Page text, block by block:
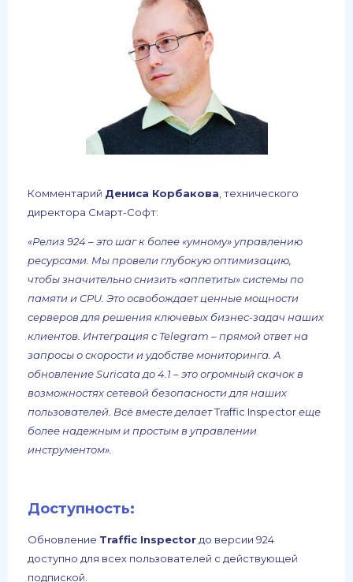
Комментарий Дениса Корбакова , технического
директора Смарт-Софт:
«Релиз 924 – это шаг к более «умному» управлению
ресурсами. Мы провели глубокую оптимизацию,
чтобы значительно снизить «аппетиты» системы по
памяти и CPU. Это освобождает ценные мощности
серверов для решения ключевых бизнес-задач наших
клиентов. Интеграция с Telegram – прямой ответ на
запросы о скорости и удобстве мониторинга. А
обновление Suricata до 4.1 – это огромный скачок в
возможностях сетевой безопасности для наших
пользователей. Всё вместе делаетTraffic Inspectorеще
более надежным и простым в управлении
инструментом».
Доступность:
Обновление Traffic Inspector до версии 924
доступно для всех пользователей с действующей
подпиской.